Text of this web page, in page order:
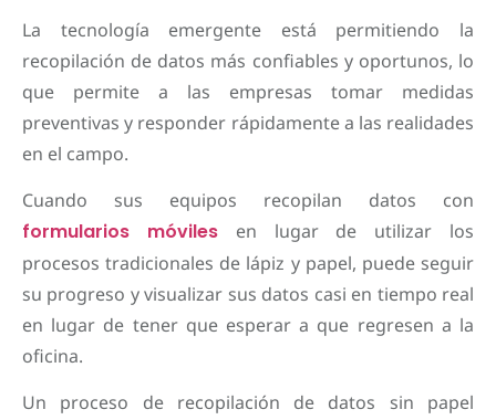
La tecnología emergente está permitiendo la
recopilación de datos más confiables y oportunos, lo
que permite a las empresas tomar medidas
preventivas y responder rápidamente a las realidades
en el campo.
Cuando sus equipos recopilan datos con
formularios móvilesen lugar de utilizar los
procesos tradicionales de lápiz y papel, puede seguir
su progreso y visualizar sus datos casi en tiempo real
en lugar de tener que esperar a que regresen a la
oficina.
Un proceso de recopilación de datos sin papel